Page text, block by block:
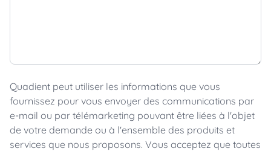
Quadient peut utiliser les informations que vous
fournissez pour vous envoyer des communications par
e-mail ou par télémarketing pouvant être liées à l'objet
de votre demande ou à l'ensemble des produits et
services que nous proposons. Vous acceptez que toutes